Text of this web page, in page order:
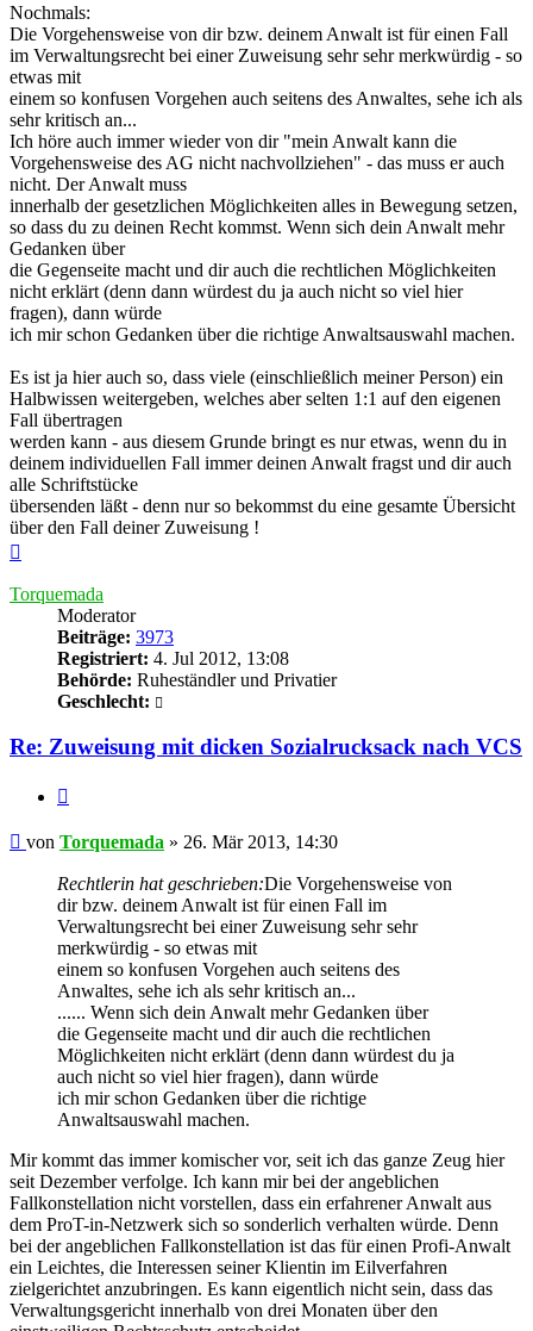
Nochmals:
Die Vorgehensweise von dir bzw. deinem Anwalt ist für einen Fall
im Verwaltungsrecht bei einer Zuweisung sehr sehr merkwürdig - so
etwas mit
einem so konfusen Vorgehen auch seitens des Anwaltes, sehe ich als
sehr kritisch an...
Ich höre auch immer wieder von dir "mein Anwalt kann die
Vorgehensweise des AG nicht nachvollziehen" - das muss er auch
nicht. Der Anwalt muss
innerhalb der gesetzlichen Möglichkeiten alles in Bewegung setzen,
so dass du zu deinen Recht kommst. Wenn sich dein Anwalt mehr
Gedanken über
die Gegenseite macht und dir auch die rechtlichen Möglichkeiten
nicht erklärt (denn dann würdest du ja auch nicht so viel hier
fragen), dann würde
ich mir schon Gedanken über die richtige Anwaltsauswahl machen.
Es ist ja hier auch so, dass viele (einschließlich meiner Person) ein
Halbwissen weitergeben, welches aber selten 1:1 auf den eigenen
Fall übertragen
werden kann - aus diesem Grunde bringt es nur etwas, wenn du in
deinem individuellen Fall immer deinen Anwalt fragst und dir auch
alle Schriftstücke
übersenden läßt - denn nur so bekommst du eine gesamte Übersicht
über den Fall deiner Zuweisung !
Torquemada
Moderator
Beiträge: 3973
Registriert: 4. Jul 2012, 13:08
Behörde: Ruheständler und Privatier
Geschlecht:
Re: Zuweisung mit dicken Sozialrucksack nach VCS
Beitrag
von Torquemada » 26. Mär 2013, 14:30
Rechtlerin hat geschrieben:Die Vorgehensweise von
dir bzw. deinem Anwalt ist für einen Fall im
Verwaltungsrecht bei einer Zuweisung sehr sehr
merkwürdig - so etwas mit
einem so konfusen Vorgehen auch seitens des
Anwaltes, sehe ich als sehr kritisch an...
...... Wenn sich dein Anwalt mehr Gedanken über
die Gegenseite macht und dir auch die rechtlichen
Möglichkeiten nicht erklärt (denn dann würdest du ja
auch nicht so viel hier fragen), dann würde
ich mir schon Gedanken über die richtige
Anwaltsauswahl machen.
Mir kommt das immer komischer vor, seit ich das ganze Zeug hier
seit Dezember verfolge. Ich kann mir bei der angeblichen
Fallkonstellation nicht vorstellen, dass ein erfahrener Anwalt aus
dem ProT-in-Netzwerk sich so sonderlich verhalten würde. Denn
bei der angeblichen Fallkonstellation ist das für einen Profi-Anwalt
ein Leichtes, die Interessen seiner Klientin im Eilverfahren
zielgerichtet anzubringen. Es kann eigentlich nicht sein, dass das
Verwaltungsgericht innerhalb von drei Monaten über den